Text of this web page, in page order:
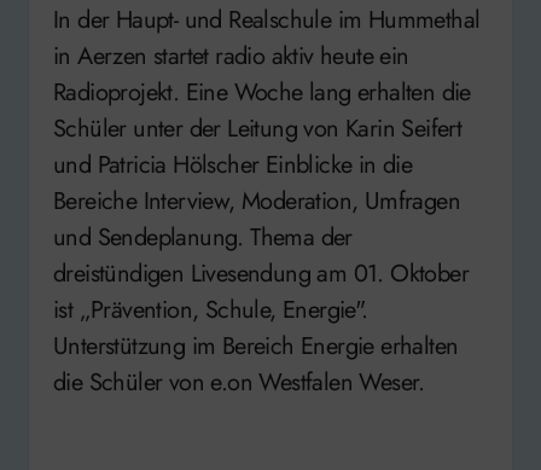
In der Haupt- und Realschule im Hummethal
in Aerzen startet radio aktiv heute ein
Radioprojekt. Eine Woche lang erhalten die
Schüler unter der Leitung von Karin Seifert
und Patricia Hölscher Einblicke in die
Bereiche Interview, Moderation, Umfragen
und Sendeplanung. Thema der
dreistündigen Livesendung am 01. Oktober
ist „Prävention, Schule, Energie".
Unterstützung im Bereich Energie erhalten
die Schüler von e.on Westfalen Weser.